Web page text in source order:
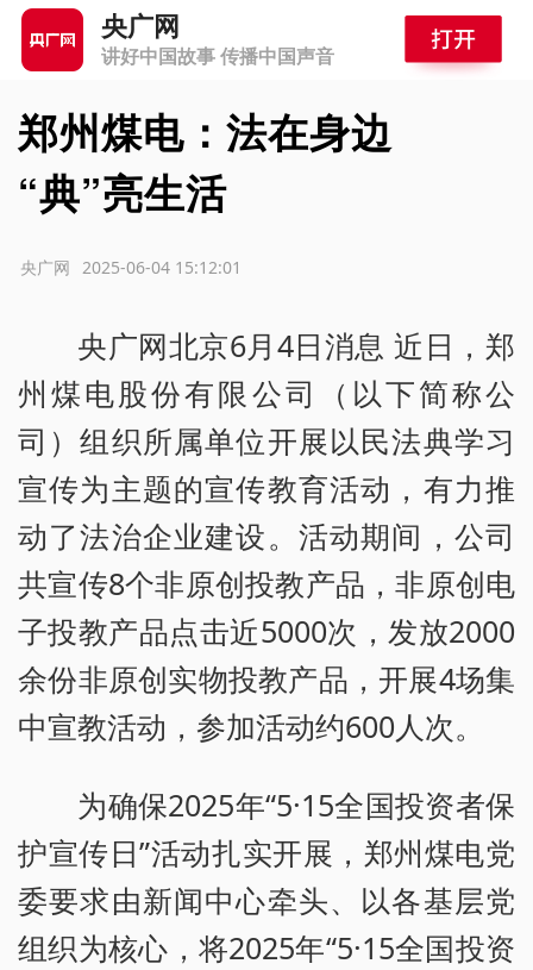
央广网
讲好中国故事 传播中国声音
郑州煤电：法在身边
“典”亮生活
2025-06-04 15:12:01
央广网
央广网北京6月4日消息 近日，郑
州煤电股份有限公司（以下简称公
司）组织所属单位开展以民法典学习
宣传为主题的宣传教育活动，有力推
动了法治企业建设。活动期间，公司
共宣传8个非原创投教产品，非原创电
子投教产品点击近5000次，发放2000
余份非原创实物投教产品，开展4场集
中宣教活动，参加活动约600人次。
为确保2025年“5·15全国投资者保
护宣传日”活动扎实开展，郑州煤电党
委要求由新闻中心牵头、以各基层党
组织为核心，将2025年“5·15全国投资